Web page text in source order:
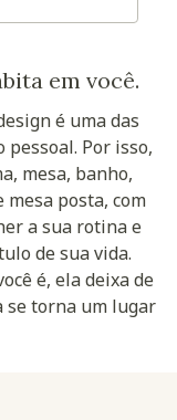
em você.
é uma das
Por isso,
mesa, banho,
posta, com
a sua rotina e
de sua vida.
é, ela deixa de
se torna um lugar